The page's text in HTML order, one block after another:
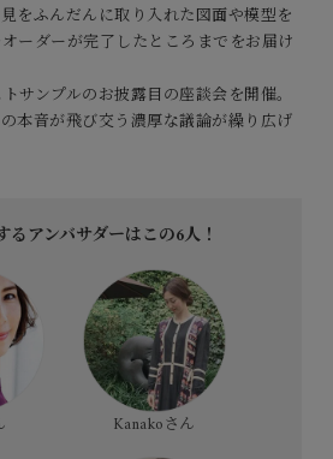
をふんだんに取り入れた図面や模型を
ーダーが完了したところまでをお届け
サンプルのお披露目の座談会を開催。
本音が飛び交う濃厚な議論が繰り広げ
るアンバサダーはこの6人！
Kanakoさん